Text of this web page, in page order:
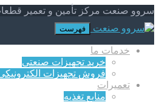
سروو صنعت مرکز تأمین و تعمیر
فهرست
خدمات ما
خرید تجهیزات صنعتی
فروش تجهیزات
تعمیرات
منابع تغذیه